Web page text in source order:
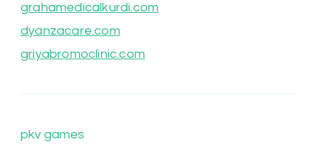
grahamedicalkurdi.com
dyanzacare.com
griyabromoclinic.com
pkv games